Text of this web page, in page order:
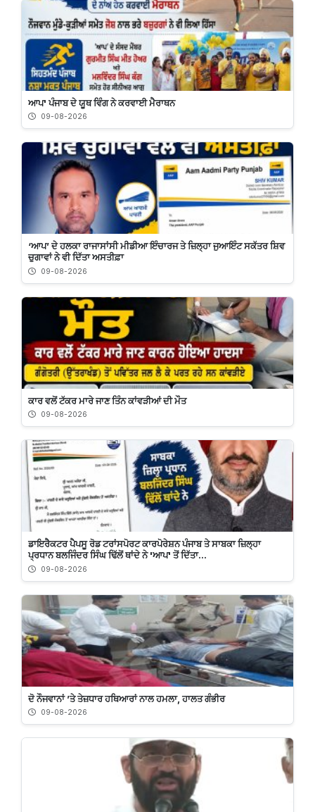
ਆਪ' ਪੰਜਾਬ ਦੇ ਯੂਥ ਵਿੰਗ ਨੇ ਕਰਵਾਈ ਮੈਰਾਥਨ
09-08-2026
‘ਆਪ’ ਦੇ ਹਲਕਾ ਰਾਜਾਸਾਂਸੀ ਮੀਡੀਆ ਇੰਚਾਰਜ ਤੇ ਜ਼ਿਲ੍ਹਾ ਜੁਆਇੰਟ ਸਕੱਤਰ ਸ਼ਿਵ
ਚੁਗਾਵਾਂ ਨੇ ਵੀ ਦਿੱਤਾ ਅਸਤੀਫ਼ਾ
09-08-2026
ਕਾਰ ਵਲੋਂ ਟੱਕਰ ਮਾਰੇ ਜਾਣ ਤਿੰਨ ਕਾਂਵੜੀਆਂ ਦੀ ਮੌਤ
09-08-2026
ਡਾਇਰੈਕਟਰ ਪੈਪਸੂ ਰੋਡ ਟਰਾਂਸਪੋਰਟ ਕਾਰਪੋਰੇਸ਼ਨ ਪੰਜਾਬ ਤੇ ਸਾਬਕਾ ਜ਼ਿਲ੍ਹਾ
ਪ੍ਰਧਾਨ ਬਲਜਿੰਦਰ ਸਿੰਘ ਢਿੱਲੋਂ ਥਾਂਦੇ ਨੇ 'ਆਪ' ਤੋਂ ਦਿੱਤਾ...
09-08-2026
ਦੋ ਨੌਜਵਾਨਾਂ ’ਤੇ ਤੇਜ਼ਧਾਰ ਹਥਿਆਰਾਂ ਨਾਲ ਹਮਲਾ, ਹਾਲਤ ਗੰਭੀਰ
09-08-2026